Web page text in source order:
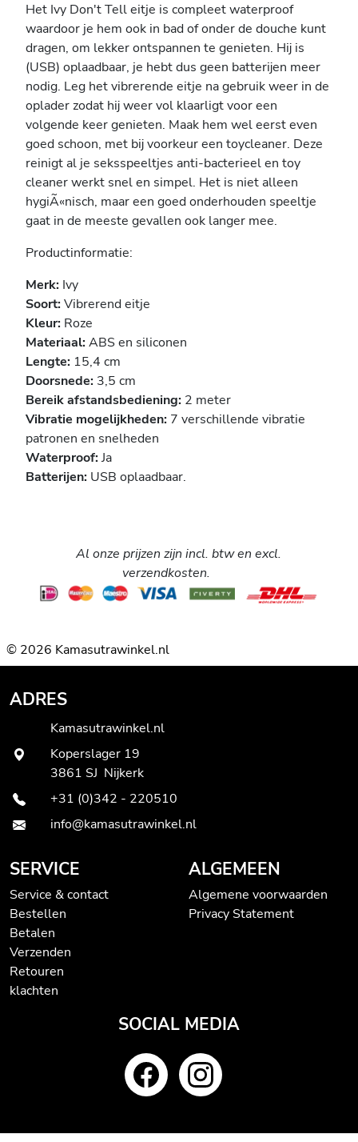
Het Ivy Don't Tell eitje is compleet waterproof
waardoor je hem ook in bad of onder de douche kunt
dragen, om lekker ontspannen te genieten. Hij is
(USB) oplaadbaar, je hebt dus geen batterijen meer
nodig. Leg het vibrerende eitje na gebruik weer in de
oplader zodat hij weer vol klaarligt voor een
volgende keer genieten. Maak hem wel eerst even
goed schoon, met bij voorkeur een toycleaner. Deze
reinigt al je seksspeeltjes anti-bacterieel en toy
cleaner werkt snel en simpel. Het is niet alleen
hygiÃ«nisch, maar een goed onderhouden speeltje
gaat in de meeste gevallen ook langer mee.
Productinformatie:
Merk: Ivy
Soort:Vibrerend eitje
Kleur: Roze
Materiaal:ABS en siliconen
Lengte: 15,4 cm
Doorsnede: 3,5 cm
Bereik afstandsbediening: 2 meter
Vibratie mogelijkheden: 7 verschillende vibratie
patronen en snelheden
Waterproof:Ja
Batterijen: USB oplaadbaar.
Al onze prijzen zijn incl. btw en excl.
verzendkosten.
© 2026 Kamasutrawinkel.nl
ADRES
Kamasutrawinkel.nl
Koperslager 19
3861 SJ Nijkerk
+31 (0)342 - 220510
info@kamasutrawinkel.nl
SERVICE
Service & contact
Bestellen
Betalen
Verzenden
Retouren
klachten
ALGEMEEN
Algemene voorwaarden
Privacy Statement
SOCIAL MEDIA